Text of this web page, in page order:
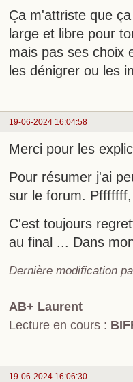
Ça m'attriste que
large et libre pour
mais pas ses choix
les dénigrer ou les
19-06-2024 16:04:58
Merci pour les
Pour résumer j'ai
sur le forum.
C'est toujours
au final ... Dans
Dernière modification
AB+ Laurent
Lecture en cours :
19-06-2024 16:06:30